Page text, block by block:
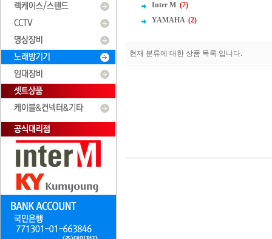
Inter M (7)
YAMAHA (2)
현재 분류에 대한 상품 목록 입니다.